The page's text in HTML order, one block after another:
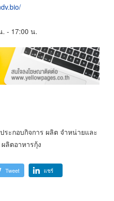
. - 17:00 น.
ระกอบกิจการ ผลิต จำหน่ายและ
ลิตอาหารกุ้ง
Tweet แชร์